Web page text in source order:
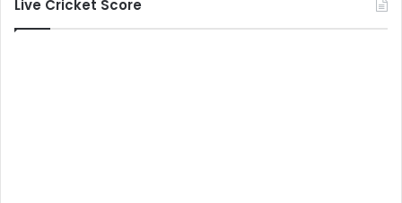
Live Cricket Score